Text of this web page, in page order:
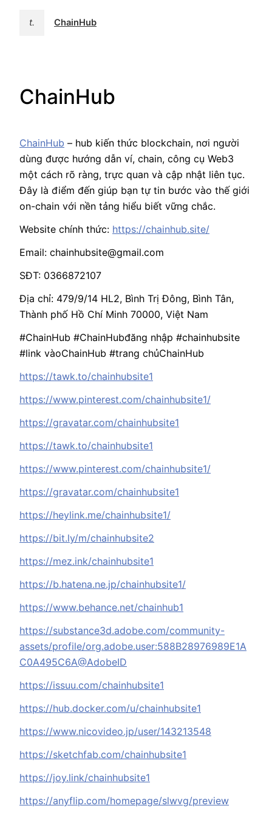
t. ChainHub
ChainHub
ChainHub – hub kiến thức blockchain, nơi người
dùng được hướng dẫn ví, chain, công cụ Web3
một cách rõ ràng, trực quan và cập nhật liên tục.
Đây là điểm đến giúp bạn tự tin bước vào thế giới
on-chain với nền tảng hiểu biết vững chắc.
Website chính thức: https://chainhub.site/
Email: chainhubsite@gmail.com
SĐT: 0366872107
Địa chỉ: 479/9/14 HL2, Bình Trị Đông, Bình Tân,
Thành phố Hồ Chí Minh 70000, Việt Nam
#ChainHub #ChainHubđăng nhập #chainhubsite
#link vàoChainHub #trang chủChainHub
https://tawk.to/chainhubsite1
https://www.pinterest.com/chainhubsite1/
https://gravatar.com/chainhubsite1
https://tawk.to/chainhubsite1
https://www.pinterest.com/chainhubsite1/
https://gravatar.com/chainhubsite1
https://heylink.me/chainhubsite1/
https://bit.ly/m/chainhubsite2
https://mez.ink/chainhubsite1
https://b.hatena.ne.jp/chainhubsite1/
https://www.behance.net/chainhub1
https://substance3d.adobe.com/community-
assets/profile/org.adobe.user:588B28976989E1A
C0A495C6A@AdobeID
https://issuu.com/chainhubsite1
https://hub.docker.com/u/chainhubsite1
https://www.nicovideo.jp/user/143213548
https://sketchfab.com/chainhubsite1
https://joy.link/chainhubsite1
https://anyflip.com/homepage/slwvg/preview